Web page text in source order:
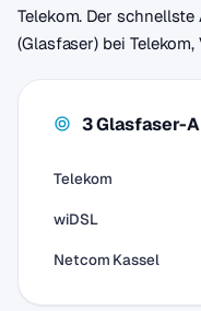
Telekom. Der
(Glasfaser) bei Telekom,
3 Glasfaser-
Telekom
wiDSL
Netcom Kassel